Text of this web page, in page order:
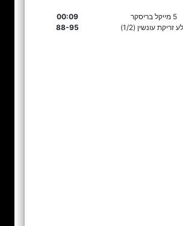
5 מייקל בריסקר
זריקת עונשין (1/2)
00:09
88-95